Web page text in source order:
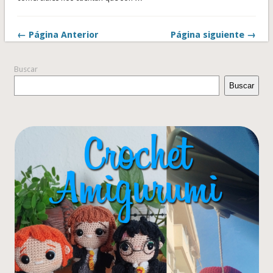
← Página Anterior Página siguiente →
Buscar
Buscar